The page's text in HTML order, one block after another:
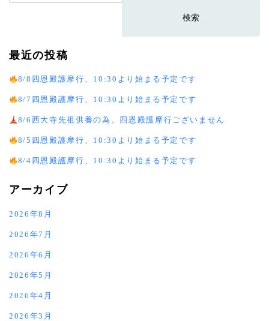
索:
最近の投稿
8/8四恩殿護摩行、10:30より始まる予定です
8/7四恩殿護摩行、10:30より始まる予定です
8/6西大寺先祖供養の為、四恩殿護摩行ございません
8/5四恩殿護摩行、10:30より始まる予定です
8/4四恩殿護摩行、10:30より始まる予定です
アーカイブ
2026年8月
2026年7月
2026年6月
2026年5月
2026年4月
2026年3月